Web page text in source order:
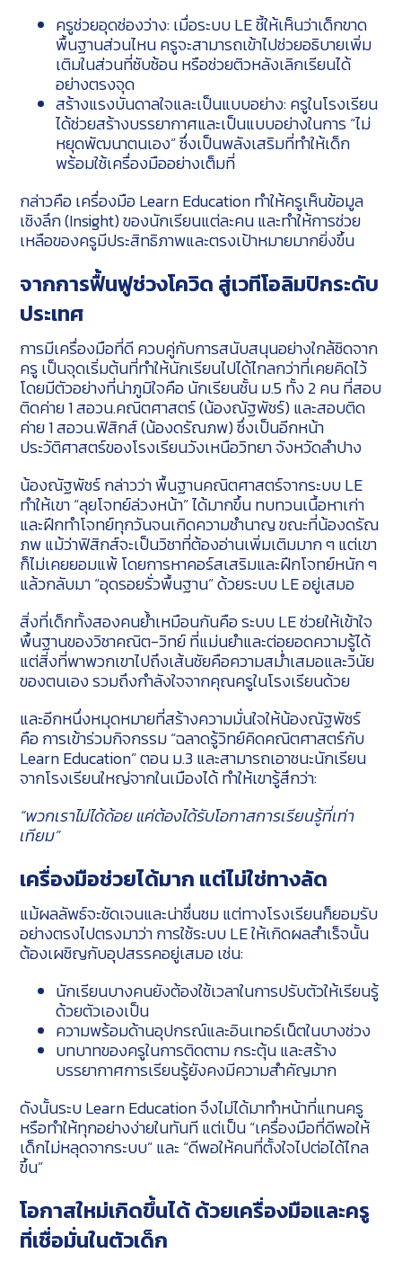
ครูช่วยอุดช่องว่าง: เมื่อระบบ LE ชี้ให้เห็นว่าเด็กขาด
พื้นฐานส่วนไหน ครูจะสามารถเข้าไปช่วยอธิบายเพิ่ม
เติมในส่วนที่ซับซ้อน หรือช่วยติวหลังเลิกเรียนได้
อย่างตรงจุด
สร้างแรงบันดาลใจและเป็นแบบอย่าง: ครูในโรงเรียน
ได้ช่วยสร้างบรรยากาศและเป็นแบบอย่างในการ “ไม่
หยุดพัฒนาตนเอง” ซึ่งเป็นพลังเสริมที่ทำให้เด็ก
พร้อมใช้เครื่องมืออย่างเต็มที่
กล่าวคือ เครื่องมือ Learn Education ทำให้ครูเห็นข้อมูล
เชิงลึก (Insight) ของนักเรียนแต่ละคน และทำให้การช่วย
เหลือของครูมีประสิทธิภาพและตรงเป้าหมายมากยิ่งขึ้น
จากการฟื้นฟูช่วงโควิด สู่เวทีโอลิมปิกระดับ
ประเทศ
การมีเครื่องมือที่ดี ควบคู่กับการสนับสนุนอย่างใกล้ชิดจาก
ครู เป็นจุดเริ่มต้นที่ทำให้นักเรียนไปได้ไกลกว่าที่เคยคิดไว้
โดยมีตัวอย่างที่น่าภูมิใจคือ นักเรียนชั้น ม.5 ทั้ง 2 คน ที่สอบ
ติดค่าย 1 สอวน.คณิตศาสตร์ (น้องณัฐพัชร์) และสอบติด
ค่าย 1 สอวน.ฟิสิกส์ (น้องดรัณภพ) ซึ่งเป็นอีกหน้า
ประวัติศาสตร์ของโรงเรียนวังเหนือวิทยา จังหวัดลำปาง
น้องณัฐพัชร์ กล่าวว่า พื้นฐานคณิตศาสตร์จากระบบ LE
ทำให้เขา “ลุยโจทย์ล่วงหน้า” ได้มากขึ้น ทบทวนเนื้อหาเก่า
และฝึกทำโจทย์ทุกวันจนเกิดความชำนาญ ขณะที่น้องดรัณ
ภพ แม้ว่าฟิสิกส์จะเป็นวิชาที่ต้องอ่านเพิ่มเติมมาก ๆ แต่เขา
ก็ไม่เคยยอมแพ้ โดยการหาคอร์สเสริมและฝึกโจทย์หนัก ๆ
แล้วกลับมา “อุดรอยรั่วพื้นฐาน” ด้วยระบบ LE อยู่เสมอ
สิ่งที่เด็กทั้งสองคนย้ำเหมือนกันคือ ระบบ LE ช่วยให้เข้าใจ
พื้นฐานของวิชาคณิต-วิทย์ ที่แม่นยำและต่อยอดความรู้ได้
แต่สิ่งที่พาพวกเขาไปถึงเส้นชัยคือความสม่ำเสมอและวินัย
ของตนเอง รวมถึงกำลังใจจากคุณครูในโรงเรียนด้วย
และอีกหนึ่งหมุดหมายที่สร้างความมั่นใจให้น้องณัฐพัชร์
คือ การเข้าร่วมกิจกรรม “ฉลาดรู้วิทย์คิดคณิตศาสตร์กับ
Learn Education” ตอน ม.3 และสามารถเอาชนะนักเรียน
จากโรงเรียนใหญ่จากในเมืองได้ ทำให้เขารู้สึกว่า:
“พวกเราไม่ได้ด้อย แค่ต้องได้รับโอกาสการเรียนรู้ที่เท่า
เทียม”
เครื่องมือช่วยได้มาก แต่ไม่ใช่ทางลัด
แม้ผลลัพธ์จะชัดเจนและน่าชื่นชม แต่ทางโรงเรียนก็ยอมรับ
อย่างตรงไปตรงมาว่า การใช้ระบบ LE ให้เกิดผลสำเร็จนั้น
ต้องเผชิญกับอุปสรรคอยู่เสมอ เช่น:
นักเรียนบางคนยังต้องใช้เวลาในการปรับตัวให้เรียนรู้
ด้วยตัวเองเป็น
ความพร้อมด้านอุปกรณ์และอินเทอร์เน็ตในบางช่วง
บทบาทของครูในการติดตาม กระตุ้น และสร้าง
บรรยากาศการเรียนรู้ยังคงมีความสำคัญมาก
ดังนั้นระบ Learn Education จึงไม่ได้มาทำหน้าที่แทนครู
หรือทำให้ทุกอย่างง่ายในทันที แต่เป็น “เครื่องมือที่ดีพอให้
เด็กไม่หลุดจากระบบ” และ “ดีพอให้คนที่ตั้งใจไปต่อได้ไกล
ขึ้น”
โอกาสใหม่เกิดขึ้นได้ ด้วยเครื่องมือและครู
ที่เชื่อมั่นในตัวเด็ก